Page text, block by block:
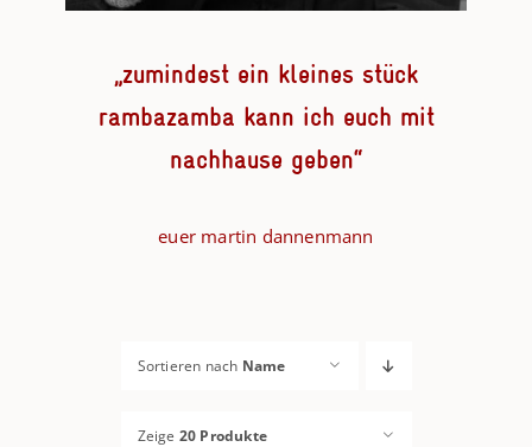
„zumindest ein kleines stück
rambazamba kann ich euch mit
nachhause geben“
euer martin dannenmann
Sortieren nach Name
Zeige 20 Produkte